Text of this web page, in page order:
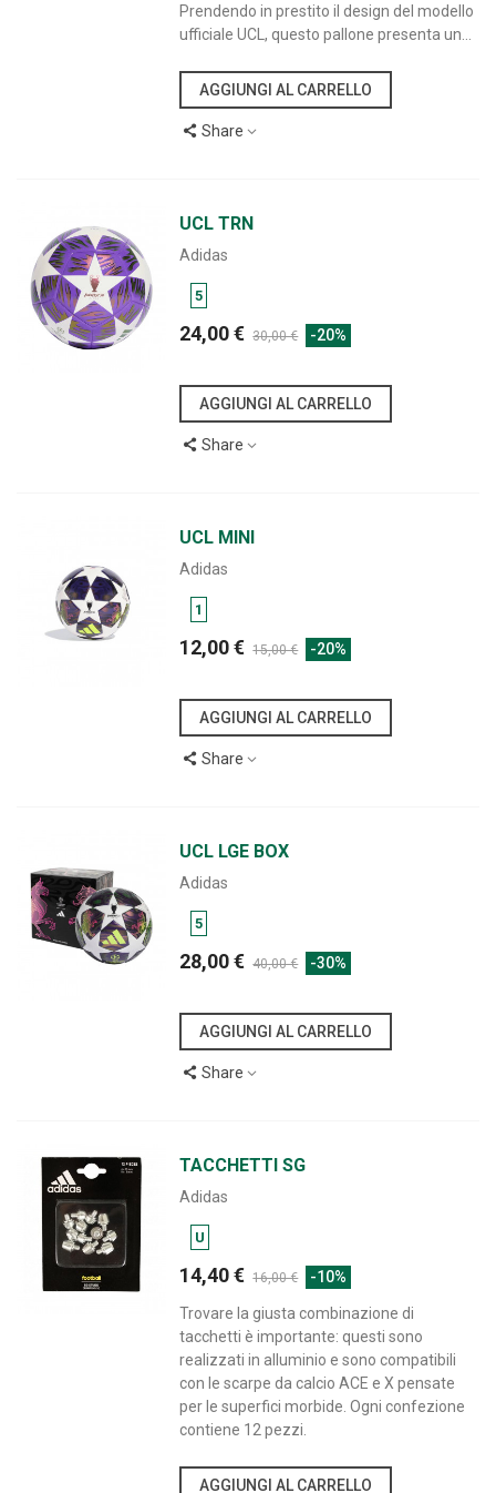
Prendendo in prestito il design del modello
ufficiale UCL, questo pallone presenta un...
AGGIUNGI AL CARRELLO
Share
UCL TRN
Adidas
5
24,00 € 30,00 € -20%
AGGIUNGI AL CARRELLO
Share
UCL MINI
Adidas
1
12,00 € 15,00 € -20%
AGGIUNGI AL CARRELLO
Share
UCL LGE BOX
Adidas
5
28,00 € 40,00 € -30%
AGGIUNGI AL CARRELLO
Share
TACCHETTI SG
Adidas
U
14,40 € 16,00 € -10%
Trovare la giusta combinazione di
tacchetti è importante: questi sono
realizzati in alluminio e sono compatibili
con le scarpe da calcio ACE e X pensate
per le superfici morbide. Ogni confezione
contiene 12 pezzi.
AGGIUNGI AL CARRELLO